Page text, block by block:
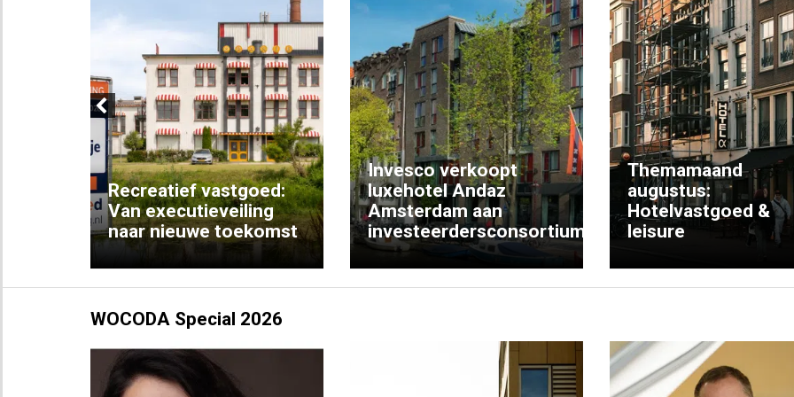
Previous
Recreatief vastgoed:
Van executieveiling
naar nieuwe toekomst
Invesco verkoopt
luxehotel Andaz
Amsterdam aan
investeerdersconsortium
Themamaand
augustus:
Hotelvastgoed &
leisure
WOCODA Special 2026